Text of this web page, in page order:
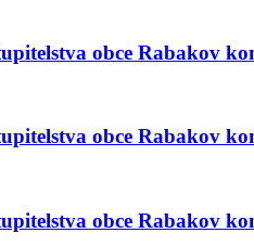
obce Rabakov
obce Rabakov
obce Rabakov